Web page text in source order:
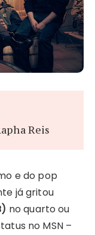
Reis
e do pop
já gritou
no quarto ou
no MSN –